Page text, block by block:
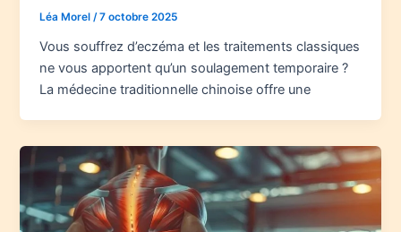
Léa Morel/7 octobre 2025
Vous souffrez d’eczéma et les traitements classiques
ne vous apportent qu’un soulagement temporaire ?
La médecine traditionnelle chinoise offre une